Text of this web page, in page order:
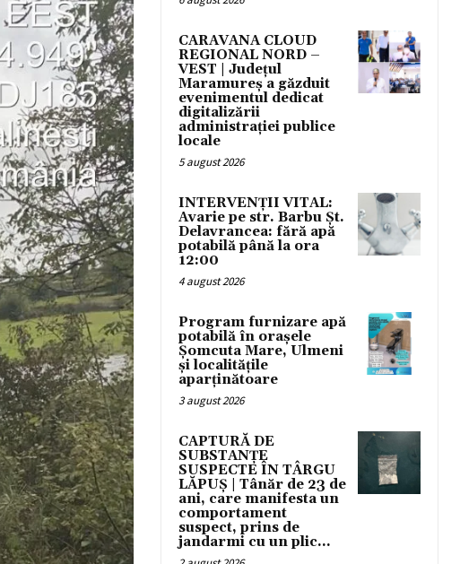
CARAVANA CLOUD
REGIONAL NORD –
VEST | Județul
Maramureș a găzduit
evenimentul dedicat
digitalizării
administrației publice
locale
5 august 2026
INTERVENȚII VITAL:
Avarie pe str. Barbu Șt.
Delavrancea: fără apă
potabilă până la ora
12:00
4 august 2026
Program furnizare apă
potabilă în orașele
Șomcuta Mare, Ulmeni
și localitățile
aparținătoare
3 august 2026
CAPTURĂ DE
SUBSTANȚE
SUSPECTE ÎN TÂRGU
LĂPUȘ | Tânăr de 23 de
ani, care manifesta un
comportament
suspect, prins de
jandarmi cu un plic...